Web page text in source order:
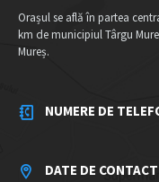
Orașul se află în partea
km de municipiul Târgu
Mureș.
NUMERE DE
DATE DE CONTACT